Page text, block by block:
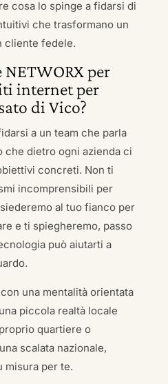
cosa lo spinge a fidarsi di
che trasformano un
cliente fedele.
NETWORX per
internet per
di Vico?
a un team che parla
che dietro ogni azienda ci
concreti. Non ti
incomprensibili per
al tuo fianco per
e ti spiegheremo, passo
può aiutarti a
una mentalità orientata
piccola realtà locale
quartiere o
scalata nazionale,
misura per te.